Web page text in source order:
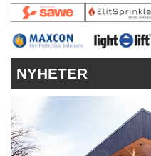
PRENUMERERA
VÅRA ANDRA MAGASIN
ANNONSERA
NYHETER